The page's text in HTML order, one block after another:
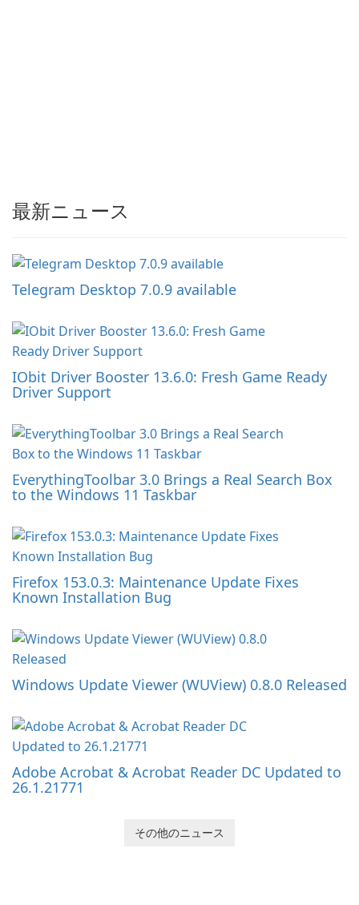
最新ニュース
Telegram Desktop 7.0.9 available
IObit Driver Booster 13.6.0: Fresh Game Ready
Driver Support
EverythingToolbar 3.0 Brings a Real Search Box
to the Windows 11 Taskbar
Firefox 153.0.3: Maintenance Update Fixes
Known Installation Bug
Windows Update Viewer (WUView) 0.8.0 Released
Adobe Acrobat & Acrobat Reader DC Updated to
26.1.21771
その他のニュース